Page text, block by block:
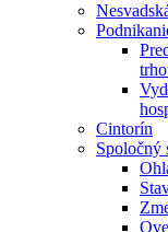
Cintorín
Spoločný